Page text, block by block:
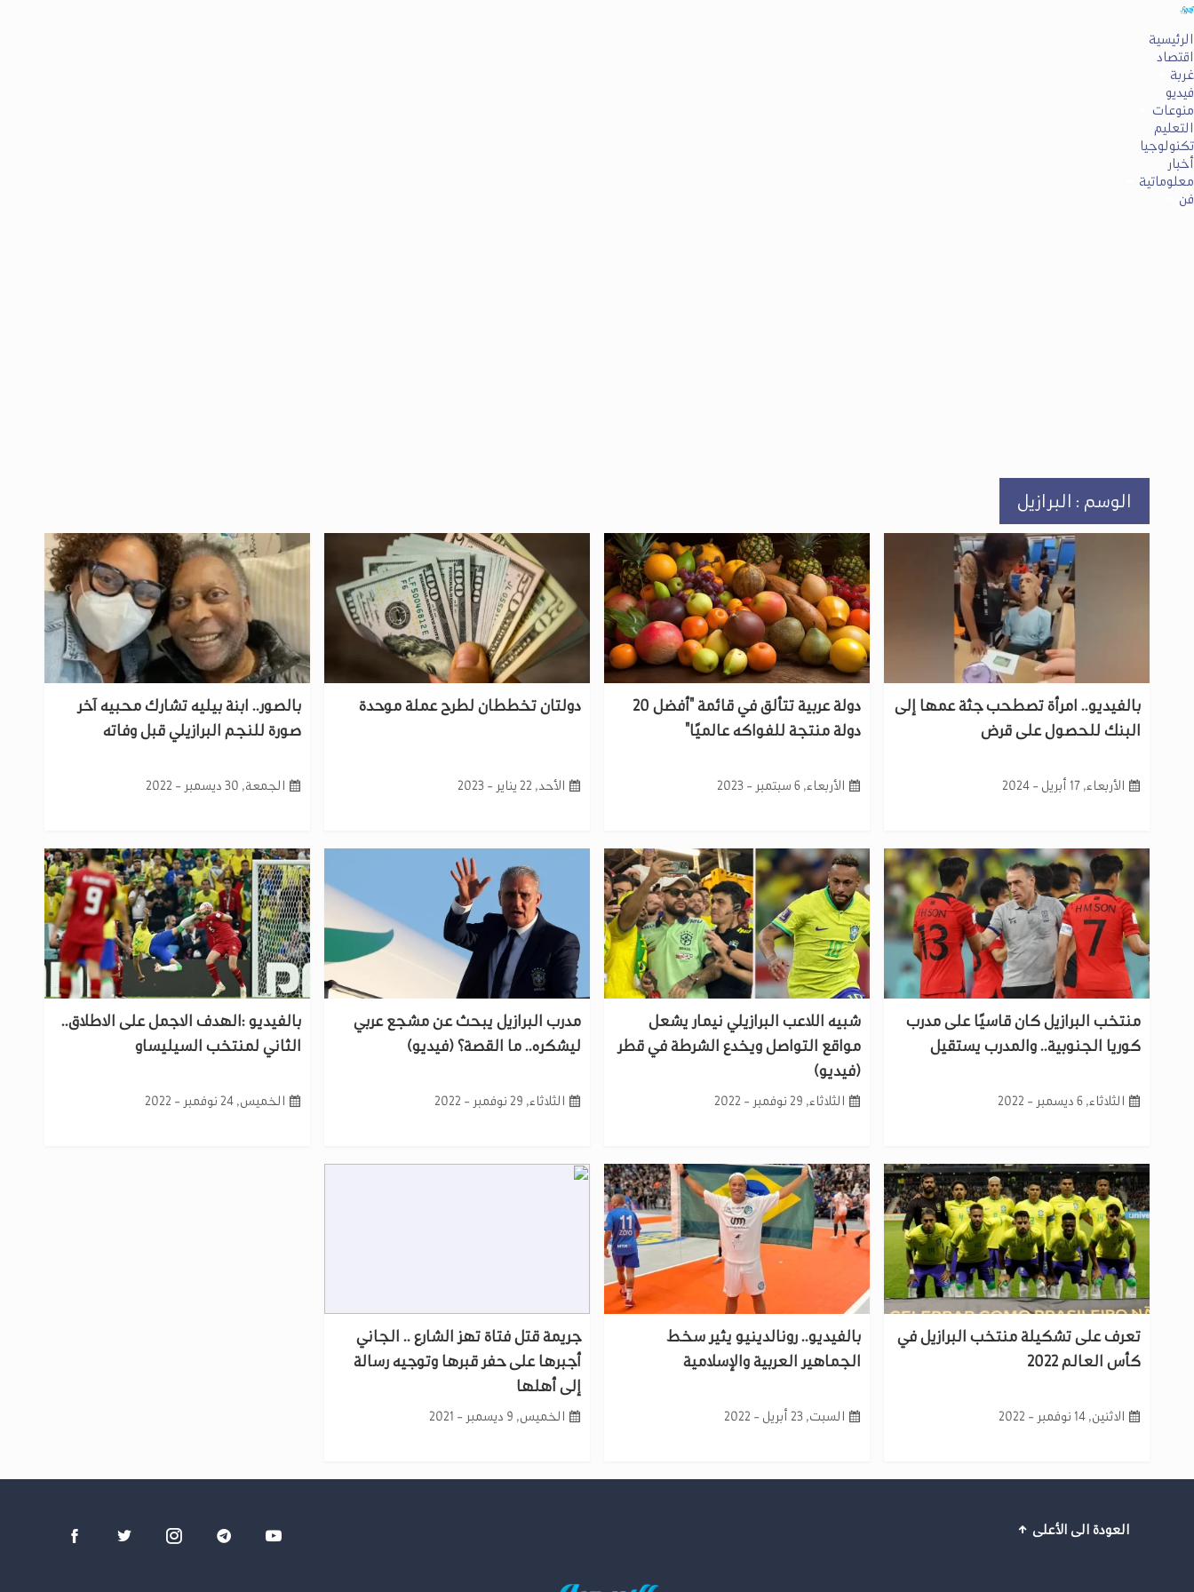
الرئيسية
اقتصاد
غربة
فيديو
منوعات
التعليم
تكنولوجيا
أخبار
معلوماتية
فن
الوسم : البرازيل
بالفيديو.. امرأة تصطحب جثة عمها إلى
البنك للحصول على قرض
الأربعاء, 17 أبريل - 2024
دولة عربية تتألق في قائمة "أفضل 20
دولة منتجة للفواكه عالميًا"
الأربعاء, 6 سبتمبر - 2023
دولتان تخططان لطرح عملة موحدة
الأحد, 22 يناير - 2023
بالصور.. ابنة بيليه تشارك محبيه آخر
صورة للنجم البرازيلي قبل وفاته
الجمعة, 30 ديسمبر - 2022
منتخب البرازيل كان قاسيًا على مدرب
كوريا الجنوبية.. والمدرب يستقيل
الثلاثاء, 6 ديسمبر - 2022
شبيه اللاعب البرازيلي نيمار يشعل
مواقع التواصل ويخدع الشرطة في قطر
(فيديو)
الثلاثاء, 29 نوفمبر - 2022
مدرب البرازيل يبحث عن مشجع عربي
ليشكره.. ما القصة؟ (فيديو)
الثلاثاء, 29 نوفمبر - 2022
بالفيديو :الهدف الاجمل على الاطلاق..
الثاني لمنتخب السيليساو
الخميس, 24 نوفمبر - 2022
تعرف على تشكيلة منتخب البرازيل في
كأس العالم 2022
الاثنين, 14 نوفمبر - 2022
بالفيديو.. رونالدينيو يثير سخط
الجماهير العربية والإسلامية
السبت, 23 أبريل - 2022
جريمة قتل فتاة تهز الشارع .. الجاني
أجبرها على حفر قبرها وتوجيه رسالة
إلى أهلها
الخميس, 9 ديسمبر - 2021
العودة الى الأعلى